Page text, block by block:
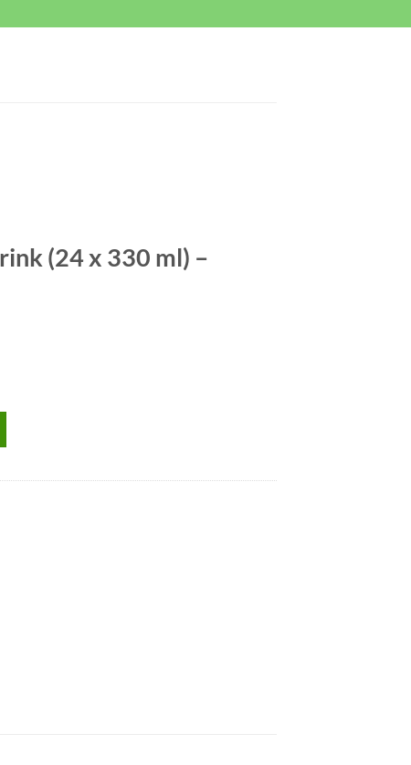
(24 x 330 ml) –